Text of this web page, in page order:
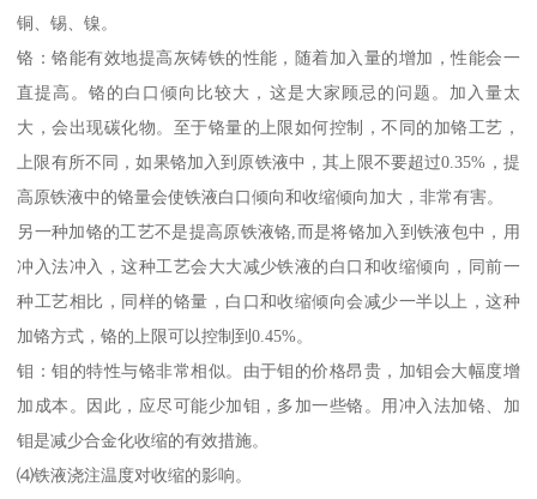
铜、锡、镍。
铬：铬能有效地提高灰铸铁的性能，随着加入量的增加，性能会一
直提高。铬的白口倾向比较大，这是大家顾忌的问题。加入量太
大，会出现碳化物。至于铬量的上限如何控制，不同的加铬工艺，
上限有所不同，如果铬加入到原铁液中，其上限不要超过0.35%，提
高原铁液中的铬量会使铁液白口倾向和收缩倾向加大，非常有害。
另一种加铬的工艺不是提高原铁液铬,而是将铬加入到铁液包中，用
冲入法冲入，这种工艺会大大减少铁液的白口和收缩倾向，同前一
种工艺相比，同样的铬量，白口和收缩倾向会减少一半以上，这种
加铬方式，铬的上限可以控制到0.45%。
钼：钼的特性与铬非常相似。由于钼的价格昂贵，加钼会大幅度增
加成本。因此，应尽可能少加钼，多加一些铬。用冲入法加铬、加
钼是减少合金化收缩的有效措施。
⑷铁液浇注温度对收缩的影响。